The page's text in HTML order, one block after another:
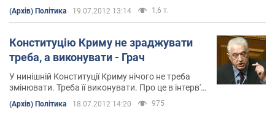
(Архів) Політика 19.07.2012 13:14 1,6 т.
Конституцію Криму не зраджувати
треба, а виконувати - Грач
У нинішній Конституції Криму нічого не треба
змінювати. Треба її виконувати. Про це в інтерв'ю
"Обозревателю" заявив автор нині чинної
Конституції Криму Леонід Грач
(Архів) Політика 18.07.2012 14:20 975